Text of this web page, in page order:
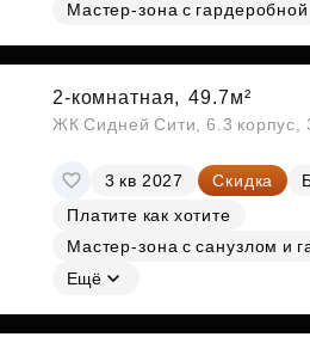
Мастер-зона с гардеробной
2-комнатная, 49.7м²
ЖК Сидней Сити, 6.3 корпус,
3 кв 2027 Скидка
Платите как хотите
Мастер-зона с санузлом и
Ещё